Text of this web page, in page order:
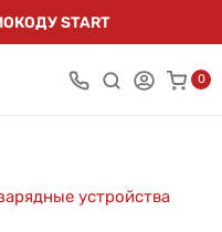
START
0
устройства